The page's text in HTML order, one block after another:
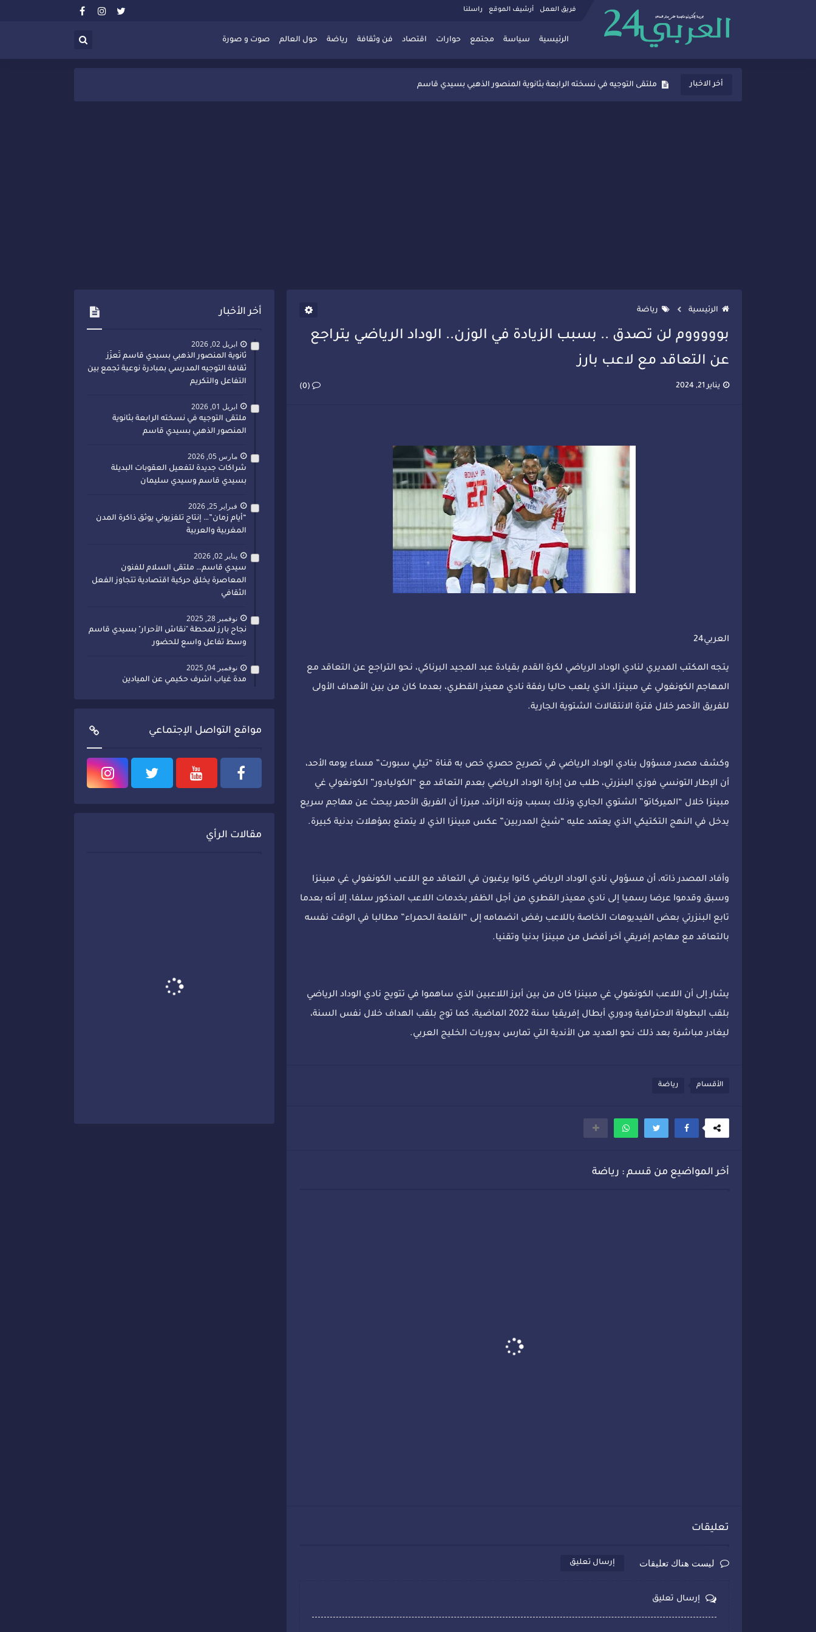
فريق العمل أرشيف الموقع راسلنا
الرئيسية سياسة مجتمع حوارات اقتصاد فن وثقافة رياضة حول العالم صوت و صورة
أخر الاخبار
ثانوية المنصور الذهبي بسيدي قاسم تُعزّز ثقافة التوجيه المدرسي بمبادرة نوعية تجمع بين التفاعل والتكريم
ملتقى التوجيه في نسخته الرابعة بثانوية المنصور الذهبي بسيدي قاسم
الرئيسية رياضة
بوووووم لن تصدق .. بسبب الزيادة في الوزن.. الوداد الرياضي يتراجع
عن التعاقد مع لاعب بارز
يناير 21, 2024 (0)
العربي24
يتجه المكتب المديري لنادي الوداد الرياضي لكرة القدم بقيادة عبد المجيد البرناكي، نحو التراجع عن التعاقد مع
المهاجم الكونغولي غي مبينزا، الذي يلعب حاليا رفقة نادي معيذر القطري، بعدما كان من بين الأهداف الأولى
للفريق الأحمر خلال فترة الانتقالات الشتوية الجارية.
وكشف مصدر مسؤول بنادي الوداد الرياضي في تصريح حصري خص به قناة “تيلي سبورت” مساء يومه الأحد،
أن الإطار التونسي فوزي البنزرتي، طلب من إدارة الوداد الرياضي بعدم التعاقد مع “الكوليادور” الكونغولي غي
مبينزا خلال “الميركاتو” الشتوي الجاري وذلك بسبب وزنه الزائد، مبرزا أن الفريق الأحمر يبحث عن مهاجم سريع
يدخل في النهج التكتيكي الذي يعتمد عليه “شيخ المدربين” عكس مبينزا الذي لا يتمتع بمؤهلات بدنية كبيرة.
وأفاد المصدر ذاته، أن مسؤولي نادي الوداد الرياضي كانوا يرغبون في التعاقد مع اللاعب الكونغولي غي مبينزا
وسبق وقدموا عرضا رسميا إلى نادي معيذر القطري من أجل الظفر بخدمات اللاعب المذكور سلفا، إلا أنه بعدما
تابع البنزرتي بعض الفيديوهات الخاصة باللاعب رفض انضمامه إلى “القلعة الحمراء” مطالبا في الوقت نفسه
بالتعاقد مع مهاجم إفريقي آخر أفضل من مبينزا بدنيا وتقنيا.
يشار إلى أن اللاعب الكونغولي غي مبينزا كان من بين أبرز اللاعبين الذي ساهموا في تتويج نادي الوداد الرياضي
بلقب البطولة الاحترافية ودوري أبطال إفريقيا سنة 2022 الماضية، كما توج بلقب الهداف خلال نفس السنة،
ليغادر مباشرة بعد ذلك نحو العديد من الأندية التي تمارس بدوريات الخليج العربي.
الأقسام رياضة
أخر المواضيع من قسم : رياضة
تعليقات
ليست هناك تعليقات إرسال تعليق
إرسال تعليق
أخر الأخبار
ابريل 02, 2026
ثانوية المنصور الذهبي بسيدي قاسم تُعزّز
ثقافة التوجيه المدرسي بمبادرة نوعية تجمع بين
التفاعل والتكريم
ابريل 01, 2026
ملتقى التوجيه في نسخته الرابعة بثانوية
المنصور الذهبي بسيدي قاسم
مارس 05, 2026
شراكات جديدة لتفعيل العقوبات البديلة
بسيدي قاسم وسيدي سليمان
فبراير 25, 2026
“أيام زمان”… إنتاج تلفزيوني يوثق ذاكرة المدن
المغربية والعربية
يناير 02, 2026
سيدي قاسم… ملتقى السلام للفنون
المعاصرة يخلق حركية اقتصادية تتجاوز الفعل
الثقافي
نوفمبر 28, 2025
نجاح بارز لمحطة "نقاش الأحرار" بسيدي قاسم
وسط تفاعل واسع للحضور
نوفمبر 04, 2025
مدة غياب اشرف حكيمي عن الميادين
مواقع التواصل الإجتماعي
مقالات الرأي